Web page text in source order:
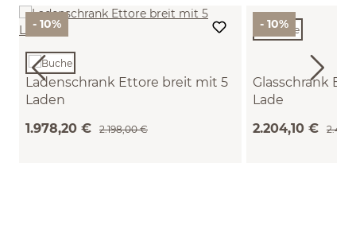
- 10%
Ladenschrank Ettore breit mit 5
Laden
1.978,20 € 2.198,00 €
- 10%
Glasschrank
Lade
H 180.9 cm
2.204,10 €